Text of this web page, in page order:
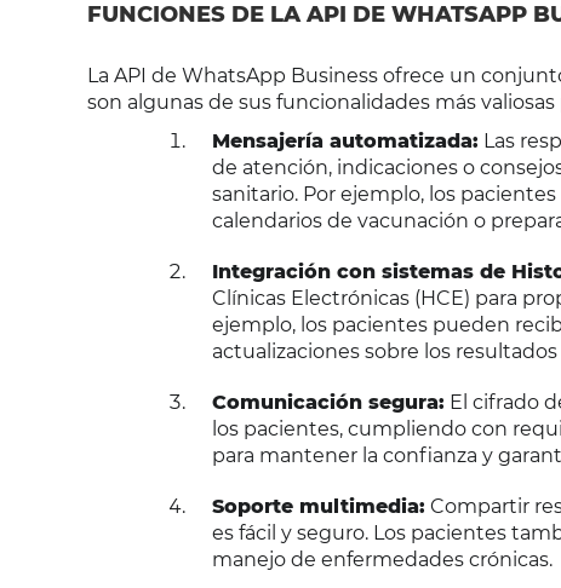
FUNCIONES DE LA API DE WHATSAPP
La API de WhatsApp Business ofrece un
son algunas de sus funcionalidades más
Mensajería automatizada: Las
de atención, indicaciones o
sanitario. Por ejemplo, los
calendarios de vacunación o
Integración con sistemas de
Clínicas Electrónicas (HCE) para
ejemplo, los pacientes pueden
actualizaciones sobre los
Comunicación segura: El cifrado
los pacientes, cumpliendo con
para mantener la confianza y
Soporte multimedia: Compartir
es fácil y seguro. Los pacientes
manejo de enfermedades crónicas.